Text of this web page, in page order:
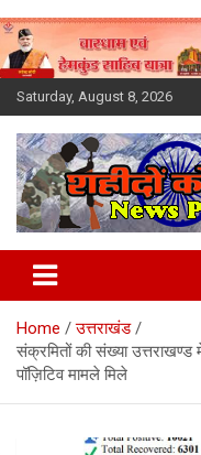
Skip
to
content
Saturday, August 8, 2026
Latest
News,
Hindi
Home
उत्तराखंड
संक्रमितों की संख्या
पॉज़िटिव मामले मिले